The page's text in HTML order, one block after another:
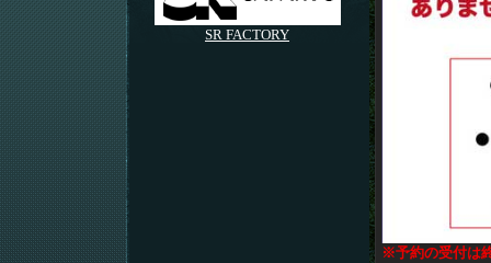
SR FACTORY
※予約の受付は